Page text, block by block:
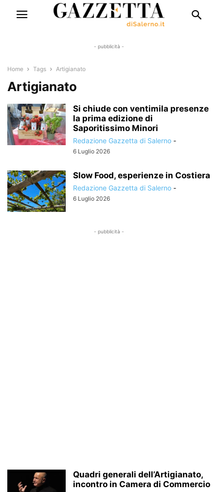
- pubblicità -
Home Tags Artigianato
Artigianato
Si chiude con ventimila presenze
la prima edizione di
Saporitissimo Minori
Redazione Gazzetta di Salerno -
6 Luglio 2026
Slow Food, esperienze in Costiera
Redazione Gazzetta di Salerno -
6 Luglio 2026
- pubblicità -
Quadri generali dell’Artigianato,
incontro in Camera di Commercio